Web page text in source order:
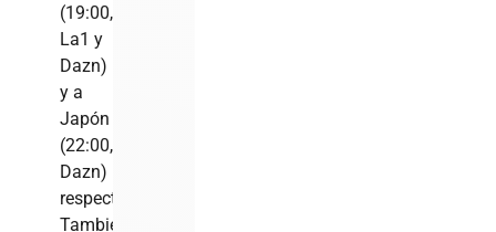
(19:00,
La1 y
Dazn)
y a
Japón
(22:00,
Dazn)
respectivamente.
También